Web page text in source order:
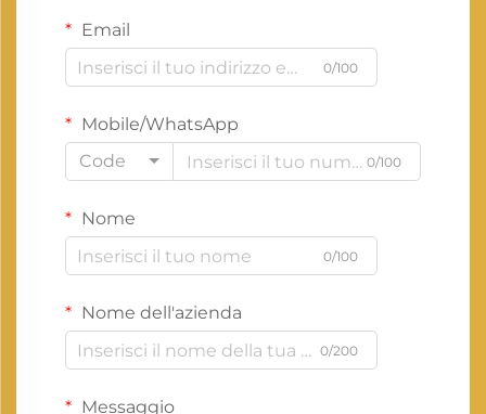
Email
0/100
Mobile/WhatsApp
Code
0/100
Nome
0/100
Nome dell'azienda
0/200
Messaggio